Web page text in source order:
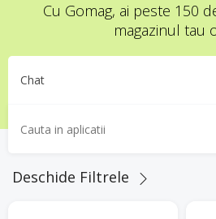
Cu Gomag, ai peste 150
magazinul tau
Deschide Filtrele